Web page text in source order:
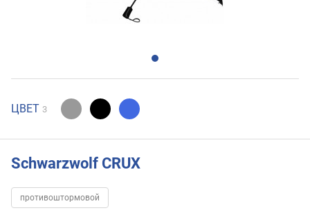
ЦВЕТ 3
Schwarzwolf CRUX
противоштормовой